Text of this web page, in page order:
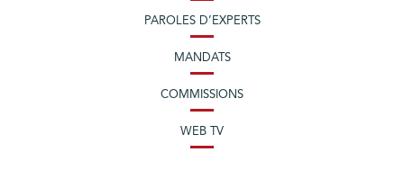
PAROLES D’EXPERTS
MANDATS
COMMISSIONS
WEB TV